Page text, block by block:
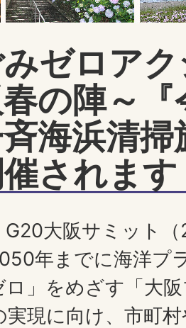
みゼロア
の陣～
斉海浜清
されます
G20大阪サミット
年までに海洋プ
ロ」をめざす「大
実現に向け、市町